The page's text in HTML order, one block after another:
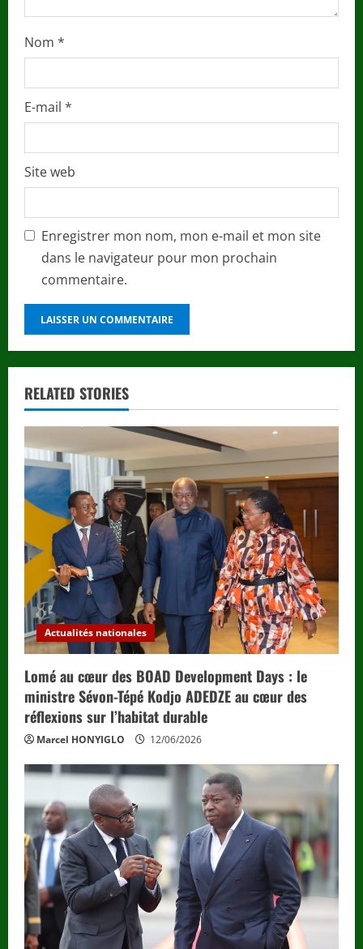
Nom *
E-mail *
Site web
Enregistrer mon nom, mon e-mail et mon site
dans le navigateur pour mon prochain
commentaire.
RELATED STORIES
Actualités nationales
Lomé au cœur des BOAD Development Days : le
ministre Sévon-Tépé Kodjo ADEDZE au cœur des
réflexions sur l’habitat durable
Marcel HONYIGLO 12/06/2026